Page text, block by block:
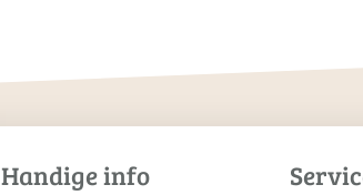
Handige info